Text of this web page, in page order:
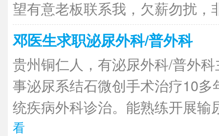
望有意老板联系我，欠薪勿扰，
邓医生求职泌尿外科/普外科
贵州铜仁人，有泌尿外科/普外
事泌尿系结石微创手术治疗10
统疾病外科诊治。能熟练开展输
看